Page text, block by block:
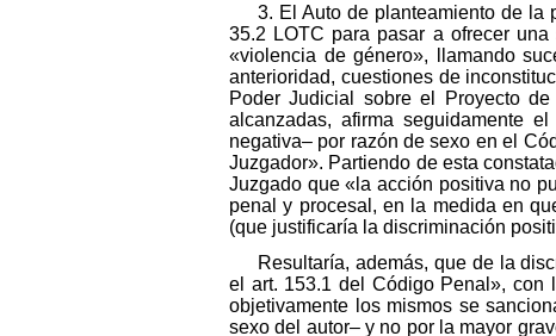
3. El Auto de planteamiento de la
35.2 LOTC para pasar a ofrecer
«violencia de género», llamando
anterioridad, cuestiones de
Poder Judicial sobre el Proyecto
alcanzadas, afirma seguidamente
negativa– por razón de sexo en el
Juzgador». Partiendo de esta
Juzgado que «la acción positiva no
penal y procesal, en la medida en
(que justificaría la discriminación
Resultaría, además, que de la
el art. 153.1 del Código Penal», con
objetivamente los mismos se
sexo del autor– y no por la mayor